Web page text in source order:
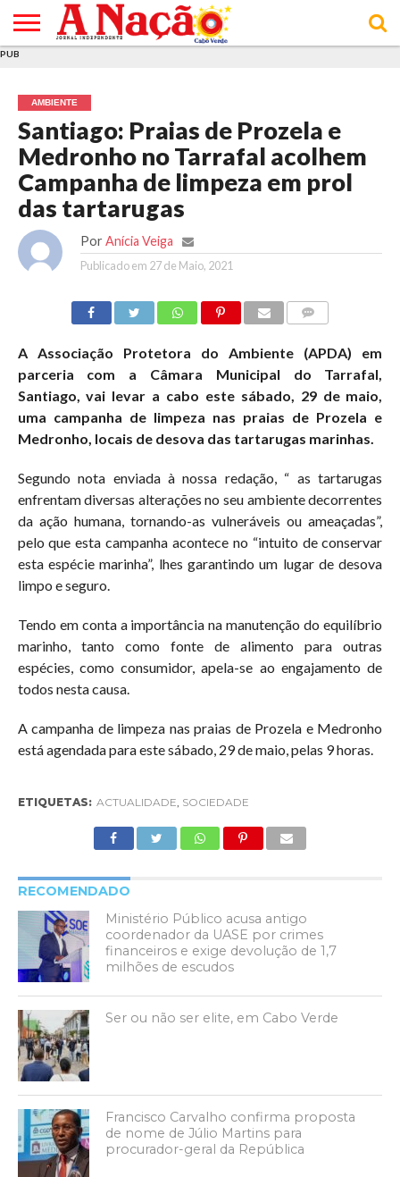
E DE
COOKIES
DE
UTILIZAÇÃO
PUB
AMBIENTE
Santiago: Praias de Prozela e
Medronho no Tarrafal acolhem
Campanha de limpeza em prol
das tartarugas
Por Anícia Veiga
Publicado em 27 de Maio, 2021
A Associação Protetora do Ambiente (APDA) em
parceria com a Câmara Municipal do Tarrafal,
Santiago, vai levar a cabo este sábado, 29 de maio,
uma campanha de limpeza nas praias de Prozela e
Medronho, locais de desova das tartarugas marinhas.
Segundo nota enviada à nossa redação, “ as tartarugas
enfrentam diversas alterações no seu ambiente decorrentes
da ação humana, tornando-as vulneráveis ou ameaçadas”,
pelo que esta campanha acontece no “intuito de conservar
esta espécie marinha”, lhes garantindo um lugar de desova
limpo e seguro.
Tendo em conta a importância na manutenção do equilíbrio
marinho, tanto como fonte de alimento para outras
espécies, como consumidor, apela-se ao engajamento de
todos nesta causa.
A campanha de limpeza nas praias de Prozela e Medronho
está agendada para este sábado, 29 de maio, pelas 9 horas.
ETIQUETAS: ACTUALIDADE, SOCIEDADE
RECOMENDADO
Ministério Público acusa antigo
coordenador da UASE por crimes
financeiros e exige devolução de 1,7
milhões de escudos
Ser ou não ser elite, em Cabo Verde
Francisco Carvalho confirma proposta
de nome de Júlio Martins para
procurador-geral da República